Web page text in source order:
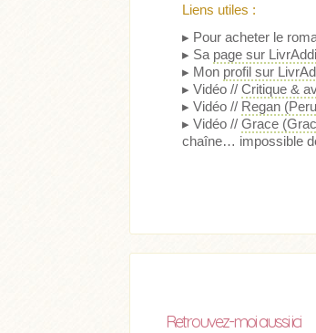
Liens utiles :
▸ Pour acheter le
▸ Sa page sur
▸ Mon profil sur
▸ Vidéo //Critique &
▸ Vidéo // Regan
▸ Vidéo //Grace
chaîne… impossible
Retrouvez-moi aussi ici